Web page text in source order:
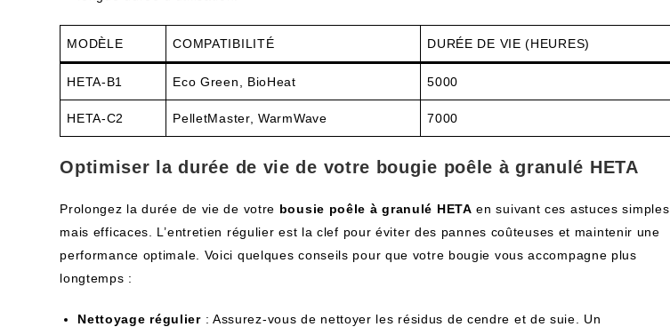
MODÈLE COMPATIBILITÉ DURÉE DE VIE (HEURES)
HETA-B1 Eco Green, BioHeat 5000
HETA-C2 PelletMaster, WarmWave 7000
Optimiser la durée de vie de votre bougie poêle à granulé HETA
Prolongez la durée de vie de votre bousie poêle à granulé HETA en suivant ces astuces simples
mais efficaces. L’entretien régulier est la clef pour éviter des pannes coûteuses et maintenir une
performance optimale. Voici quelques conseils pour que votre bougie vous accompagne plus
longtemps :
Nettoyage régulier: Assurez-vous de nettoyer les résidus de cendre et de suie. Un